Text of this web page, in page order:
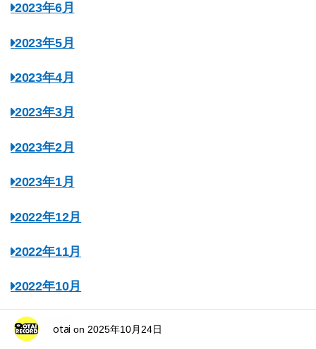
2023年6月
2023年5月
2023年4月
2023年3月
2023年2月
2023年1月
2022年12月
2022年11月
2022年10月
2022年9月
otai on 2025年10月24日